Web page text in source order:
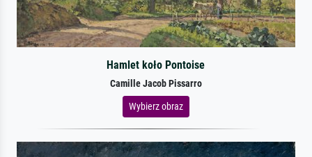
Hamlet koło Pontoise
Camille Jacob Pissarro
Wybierz obraz